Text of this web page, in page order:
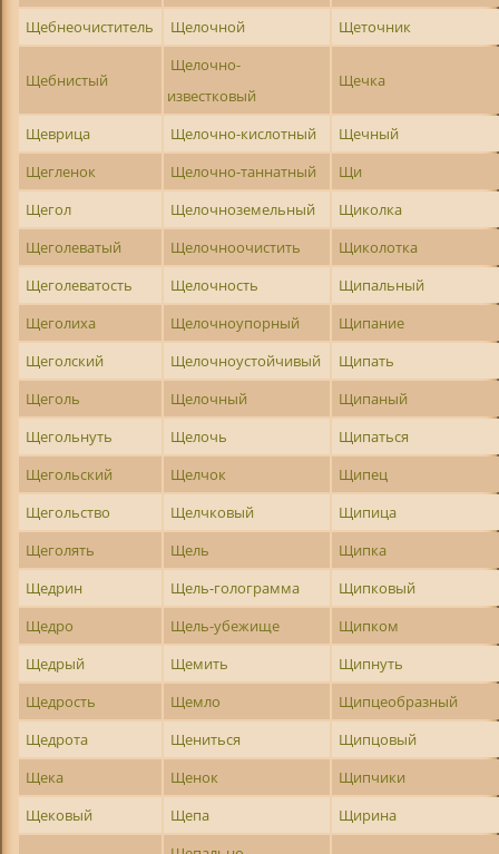
Щебнеочиститель
Щелочной Щеточник
Щебнистый
Щелочно-
известковый
Щечка
Щеврица Щелочно-кислотный
Щечный
Щегленок
Щелочно-таннатный
Щи
Щегол
Щелочноземельный
Щиколка
Щеголеватый
Щелочноочистить
Щиколотка
Щеголеватость
Щелочность
Щипальный
Щеголиха
Щелочноупорный
Щипание
Щеголский
Щелочноустойчивый
Щипать
Щеголь
Щелочный
Щипаный
Щегольнуть
Щелочь
Щипаться
Щегольский
Щелчок
Щипец
Щегольство
Щелчковый
Щипица
Щеголять
Щель
Щипка
Щедрин
Щель-голограмма
Щипковый
Щедро
Щель-убежище
Щипком
Щедрый
Щемить
Щипнуть
Щедрость
Щемло
Щипцеобразный
Щедрота
Щениться
Щипцовый
Щека
Щенок
Щипчики
Щековый
Щепа Щирина